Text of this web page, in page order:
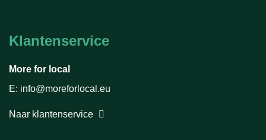
Klantenservice
More for local
E: info@moreforlocal.eu
Naar klantenservice